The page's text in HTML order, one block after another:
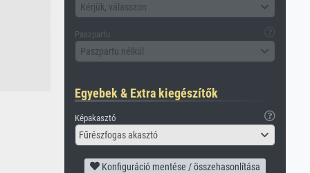
Kérjük, válasszon
Paszpartu
Paszpartu nélkül
Egyebek & Extra kiegészítők
Képakasztó
Fűrészfogas akasztó
Konfiguráció mentése / összehasonlítása